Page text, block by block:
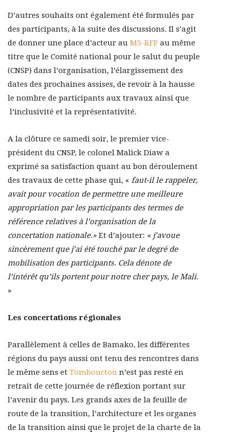
D’autres souhaits ont également été formulés par
des participants, à la suite des discussions. Il s’agit
de donner une place d’acteur au M5-RFP au même
titre que le Comité national pour le salut du peuple
(CNSP) dans l’organisation, l’élargissement des
dates des prochaines assises, de revoir à la hausse
le nombre de participants aux travaux ainsi que
l’inclusivité et la représentativité.
A la clôture ce samedi soir, le premier vice-
président du CNSP, le colonel Malick Diaw a
exprimé sa satisfaction quant au bon déroulement
des travaux de cette phase qui, « faut-il le rappeler,
avait pour vocation de permettre une meilleure
appropriation par les participants des termes de
référence relatives à l’organisation de la
concertation nationale.» Et d’ajouter: « j’avoue
sincèrement que j’ai été touché par le degré de
mobilisation des participants. Cela dénote de
l’intérêt qu’ils portent pour notre cher pays, le Mali.
»
Les concertations régionales
Parallèlement à celles de Bamako, les différentes
régions du pays aussi ont tenu des rencontres dans
le même sens et Tombouctou n’est pas resté en
retrait de cette journée de réflexion portant sur
l’avenir du pays. Les grands axes de la feuille de
route de la transition, l’architecture et les organes
de la transition ainsi que le projet de la charte de la